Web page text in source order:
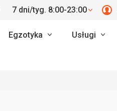
7 dni/tyg. 8:00-23:00
Egzotyka Usługi